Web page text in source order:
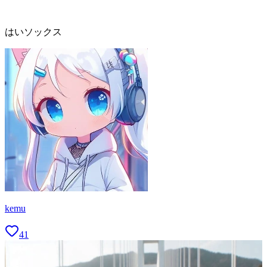
はいソックス
kemu
41